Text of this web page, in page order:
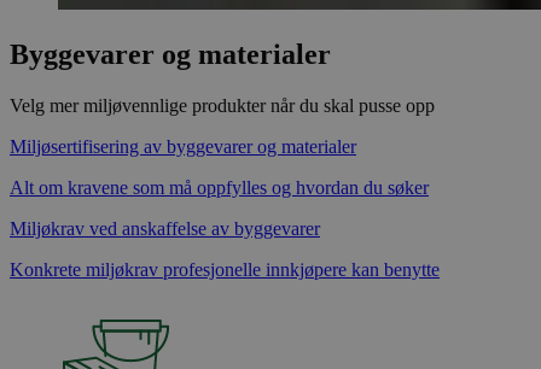
Byggevarer og materialer
Velg mer miljøvennlige produkter når du skal pusse opp
Miljøsertifisering av byggevarer og materialer
Alt om kravene som må oppfylles og hvordan du søker
Miljøkrav ved anskaffelse av byggevarer
Konkrete miljøkrav profesjonelle innkjøpere kan benytte